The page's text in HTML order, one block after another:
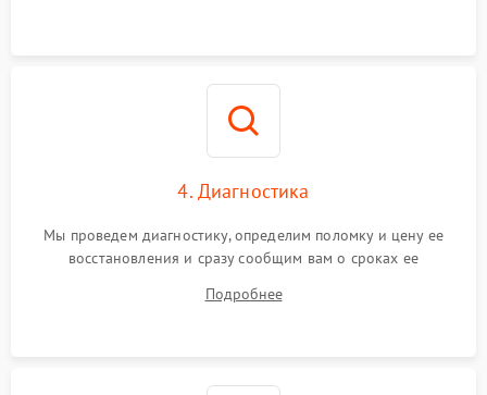
4. Диагностика
Мы проведем диагностику, определим поломку и цену ее
восстановления и сразу сообщим вам о сроках ее
Подробнее